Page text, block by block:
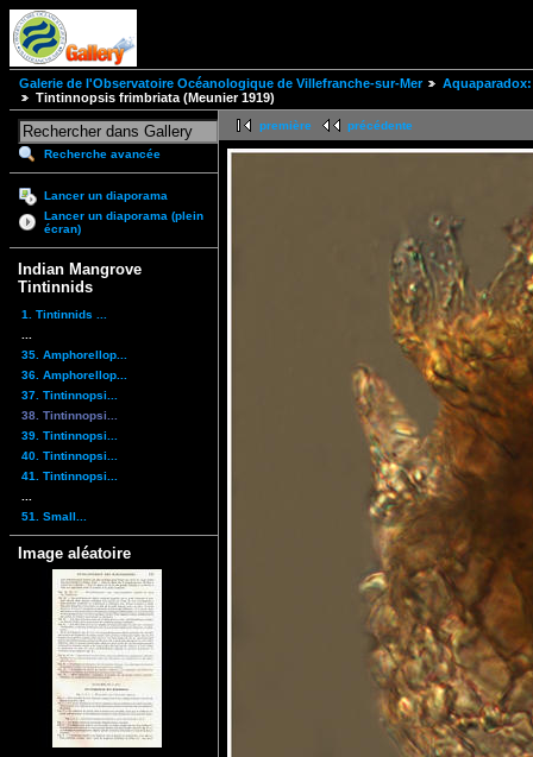
Galerie de l'Observatoire Océanologique de Villefranche-sur-Mer
Tintinnopsis frimbriata (Meunier 1919)
Recherche avancée
Lancer un diaporama
Lancer un diaporama (plein
écran)
Indian Mangrove
Tintinnids
1. Tintinnids ...
35. Amphorellop...
36. Amphorellop...
37. Tintinnopsi...
38. Tintinnopsi...
39. Tintinnopsi...
40. Tintinnopsi...
41. Tintinnopsi...
51. Small...
Image aléatoire
première précédente